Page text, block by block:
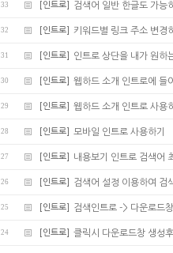
33 [인트로] 검색어 일반 한글도 가능
32 [인트로] 키워드별 링크 주소 변경
31 [인트로] 인트로 상단을 내가 원하
30 [인트로] 웹하드 소개 인트로에
29 [인트로] 웹하드 소개 인트로 사용
28 [인트로] 모바일 인트로 사용하기
27 [인트로] 내용보기 인트로 검색어
26 [인트로] 검색어 설정 이용하여 검
25 [인트로] 검색인트로 -> 다운로드
24 [인트로] 클릭시 다운로드창 생성